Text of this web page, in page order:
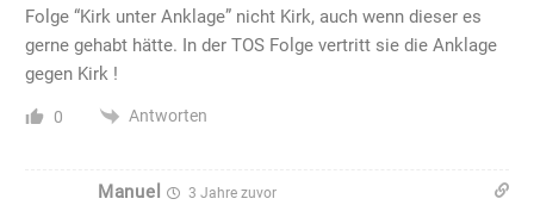
Folge “Kirk unter Anklage” nicht Kirk, auch wenn dieser es
gerne gehabt hätte. In der TOS Folge vertritt sie die Anklage
gegen Kirk !
0 Antworten
Manuel 3 Jahre zuvor